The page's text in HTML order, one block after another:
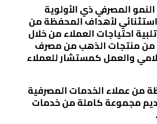
المصرفي ذي الأولوية
استثنائي لأهداف المحفظة من
احتياجات العملاء من خلال
من منتجات الذهب من مصرف
والعمل كمستشار للعملاء
من عملاء الخدمات المصرفية
مجموعة كاملة من خدمات